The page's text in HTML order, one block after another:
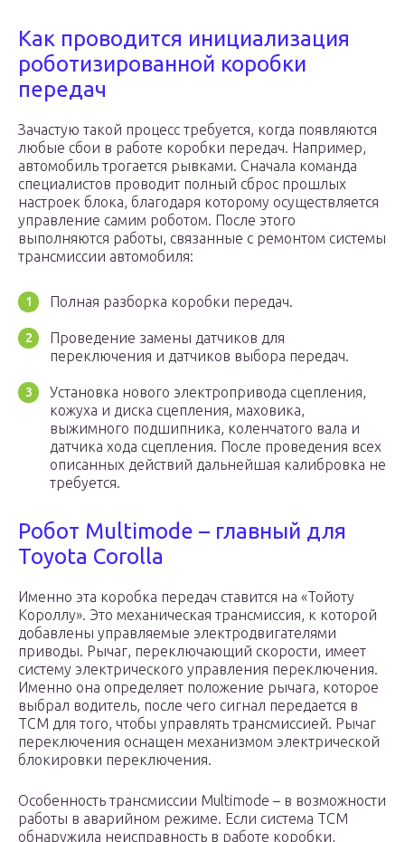
Как проводится инициализация
роботизированной коробки
передач
Зачастую такой процесс требуется, когда появляются
любые сбои в работе коробки передач. Например,
автомобиль трогается рывками. Сначала команда
специалистов проводит полный сброс прошлых
настроек блока, благодаря которому осуществляется
управление самим роботом. После этого
выполняются работы, связанные с ремонтом системы
трансмиссии автомобиля:
Полная разборка коробки передач.
Проведение замены датчиков для
переключения и датчиков выбора передач.
Установка нового электропривода сцепления,
кожуха и диска сцепления, маховика,
выжимного подшипника, коленчатого вала и
датчика хода сцепления. После проведения всех
описанных действий дальнейшая калибровка не
требуется.
Робот Multimode – главный для
Toyota Corolla
Именно эта коробка передач ставится на «Тойоту
Короллу». Это механическая трансмиссия, к которой
добавлены управляемые электродвигателями
приводы. Рычаг, переключающий скорости, имеет
систему электрического управления переключения.
Именно она определяет положение рычага, которое
выбрал водитель, после чего сигнал передается в
TCM для того, чтобы управлять трансмиссией. Рычаг
переключения оснащен механизмом электрической
блокировки переключения.
Особенность трансмиссии Multimode – в возможности
работы в аварийном режиме. Если система TCM
обнаружила неисправность в работе коробки,